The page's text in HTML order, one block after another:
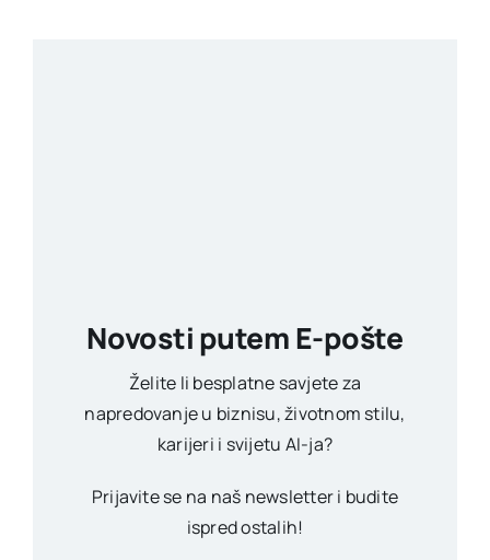
Novosti putem E-pošte
Želite li besplatne savjete za
napredovanje u biznisu, životnom stilu,
karijeri i svijetu AI-ja?
Prijavite se na naš newsletter i budite
ispred ostalih!